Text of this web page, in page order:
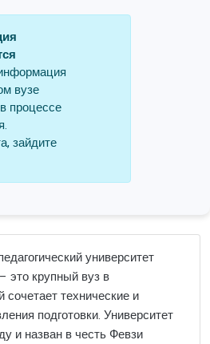
вузе
процессе
зайдите
университет
это крупный вуз в
технические и
подготовки. Университет
и назван в честь Февзи